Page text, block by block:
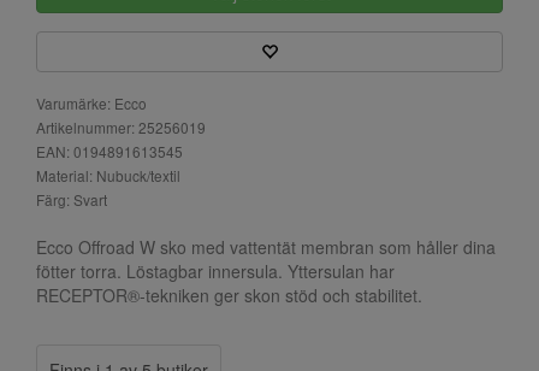
Varumärke: Ecco
Artikelnummer: 25256019
EAN: 0194891613545
Material: Nubuck/textil
Färg: Svart
Ecco Offroad W sko med vattentät membran som håller dina
fötter torra. Löstagbar innersula. Yttersulan har
RECEPTOR®-tekniken ger skon stöd och stabilitet.